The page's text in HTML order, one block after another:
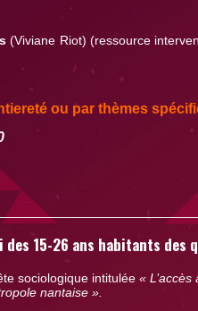
(Viviane Riot) (ressource
ou par thèmes
des 15-26 ans habitants
sociologique intitulée «
nantaise ».